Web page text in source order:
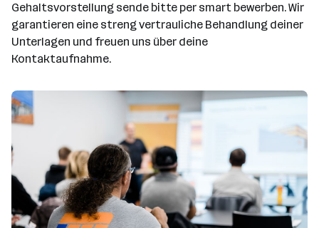
Gehaltsvorstellung sende bitte per smart bewerben. Wir
garantieren eine streng vertrauliche Behandlung deiner
Unterlagen und freuen uns über deine
Kontaktaufnahme.